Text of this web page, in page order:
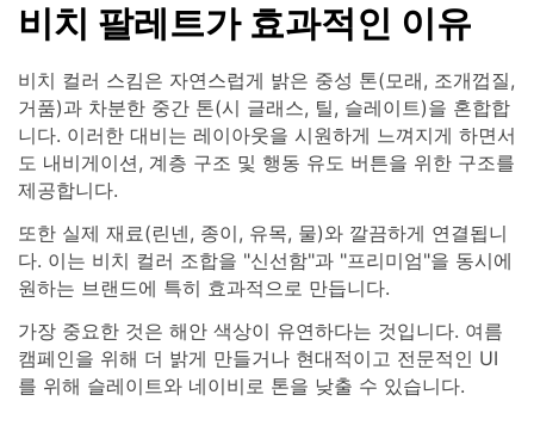
비치 팔레트가 효과적인 이유
비치 컬러 스킴은 자연스럽게 밝은 중성 톤(모래, 조개껍질,
거품)과 차분한 중간 톤(시 글래스, 틸, 슬레이트)을 혼합합
니다. 이러한 대비는 레이아웃을 시원하게 느껴지게 하면서
도 내비게이션, 계층 구조 및 행동 유도 버튼을 위한 구조를
제공합니다.
또한 실제 재료(린넨, 종이, 유목, 물)와 깔끔하게 연결됩니
다. 이는 비치 컬러 조합을 "신선함"과 "프리미엄"을 동시에
원하는 브랜드에 특히 효과적으로 만듭니다.
가장 중요한 것은 해안 색상이 유연하다는 것입니다. 여름
캠페인을 위해 더 밝게 만들거나 현대적이고 전문적인 UI
를 위해 슬레이트와 네이비로 톤을 낮출 수 있습니다.